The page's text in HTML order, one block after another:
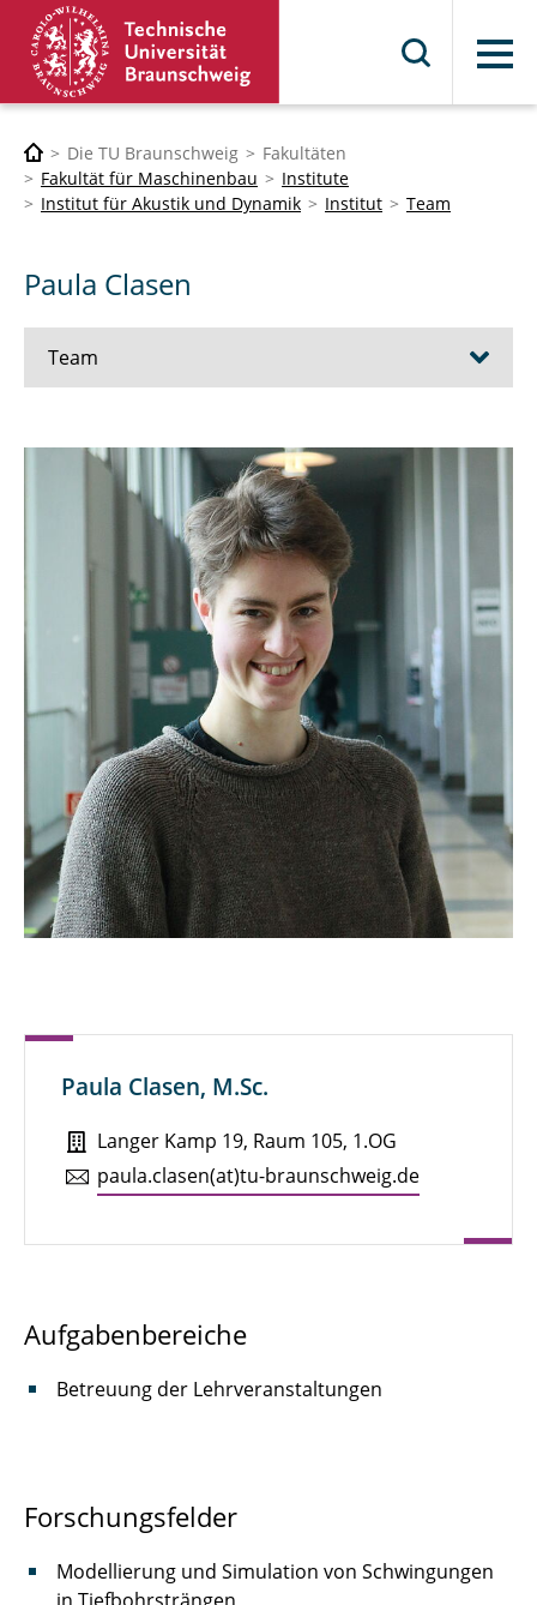
Menü
Die TU Braunschweig
Fakultäten
Fakultät für Maschinenbau
Institute
Institut für Akustik und Dynamik
Institut Team
Paula Clasen
Team
Behling, Stephanie
Clasen, Paula
Eßling, Robin
Fiedler, Michel
Fräger, Timo
Felix Greco, Gil
Heck, Philipp
Hermann, Lucas
Hüpel, Yannik
Jünemann, Florian
Kampen, Kassandra
Knuth, Daniel
Koch, Loren
Langer, Sabine C.
Müller, Michael
Ring, Tobias P.
Sahm, Christian
Paula Clasen, M.Sc.
Langer Kamp 19, Raum 105, 1.OG
paula.​clasen(at)tu-braun­schweig.de
Aufgabenbereiche
Betreuung der Lehrveranstaltungen
Forschungsfelder
Modellierung und Simulation von Schwingungen